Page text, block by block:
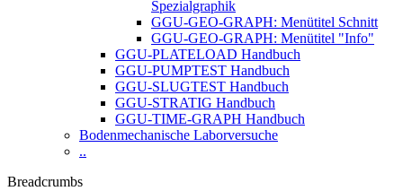
Spezialgraphik
GGU-GEO-GRAPH: Menütitel Schnitt
GGU-GEO-GRAPH: Menütitel "Info"
GGU-PLATELOAD Handbuch
GGU-PUMPTEST Handbuch
GGU-SLUGTEST Handbuch
GGU-STRATIG Handbuch
GGU-TIME-GRAPH Handbuch
Bodenmechanische Laborversuche
..
Breadcrumbs